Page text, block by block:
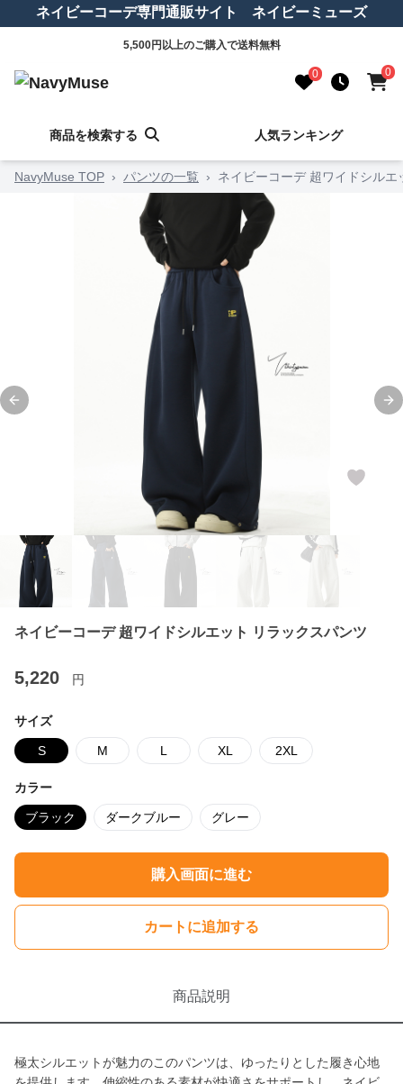
ネイビーコーデ専門通販サイト ネイビーミューズ
5,500円以上のご購入で送料無料
0 0
商品を検索する 人気ランキング
NavyMuse TOP › パンツの一覧 › ネイビーコーデ 超ワイドシル
Previous slide
ネイビーコーデ 超ワイドシルエット リラックスパンツ
5,220 円
サイズ
S M L XL 2XL
カラー
ブラック ダークブルー グレー
購入画面に進む
カートに追加する
商品説明
極太シルエットが魅力のこのパンツは、ゆったりとした履き心地